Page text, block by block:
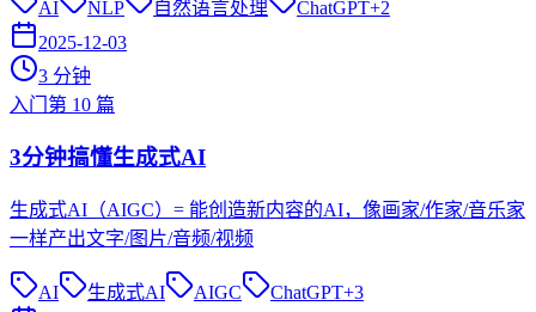
AI NLP 自然语言处理 ChatGPT+2
2025-12-03
3 分钟
入门 第 10 篇
3分钟搞懂生成式AI
生成式AI（AIGC）= 能创造新内容的AI，像画家/作家/音乐家
一样产出文字/图片/音频/视频
AI 生成式AI AIGC ChatGPT+3